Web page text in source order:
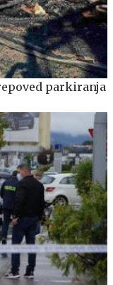
parkiranja